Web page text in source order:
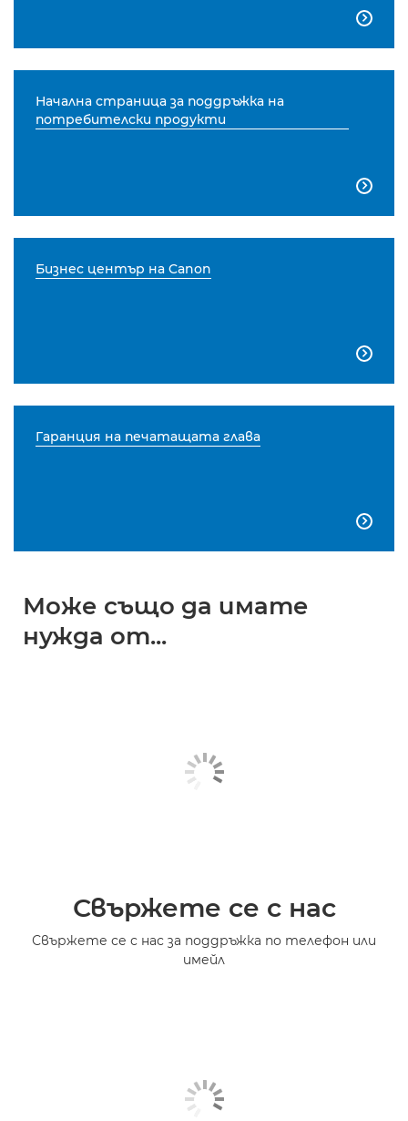

Начална страница за поддръжка на
потребителски продукти

Бизнес център на Canon

Гаранция на печатащата глава

Може също да имате
нужда от...
Свържете се с нас
Свържете се с нас за поддръжка по телефон или
имейл